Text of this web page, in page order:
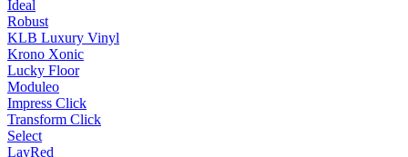
Ideal
Robust
KLB Luxury Vinyl
Krono Xonic
Lucky Floor
Moduleo
Impress Click
Transform Click
Select
LayRed